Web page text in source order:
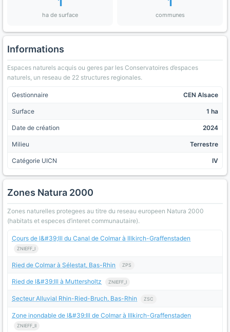
ha de surface communes
Informations
Espaces naturels acquis ou geres par les Conservatoires d’espaces
naturels, un reseau de 22 structures regionales.
Gestionnaire CEN Alsace
Surface 1 ha
Date de création 2024
Milieu Terrestre
Catégorie UICN IV
Zones Natura 2000
Zones naturelles protegees au titre du reseau europeen Natura 2000
(habitats et especes d’interet communautaire).
Cours de l&#39;Ill du Canal de Colmar à Illkirch-Graffenstaden
ZNIEFF_I
Ried de Colmar à Sélestat, Bas-Rhin ZPS
Ried de l&#39;Ill à Muttersholtz ZNIEFF_I
Secteur Alluvial Rhin-Ried-Bruch, Bas-Rhin ZSC
Zone inondable de l&#39;Ill de Colmar à Illkirch-Graffenstaden
ZNIEFF_II